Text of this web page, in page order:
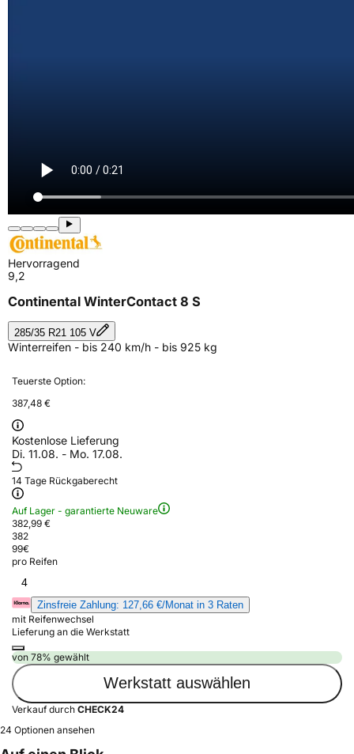
Hervorragend
9,2
Continental WinterContact 8 S
285/35 R21 105 V
Winterreifen - bis 240 km/h - bis 925 kg
Teuerste Option:
387,48 €
Kostenlose Lieferung
Di. 11.08. - Mo. 17.08.
14 Tage Rückgaberecht
Auf Lager - garantierte Neuware
382,99 €
382
99€
pro Reifen
4
Zinsfreie Zahlung: 127,66 €/Monat in 3 Raten
mit Reifenwechsel
Lieferung an die Werkstatt
von 78% gewählt
Werkstatt auswählen
Verkauf durch CHECK24
24 Optionen ansehen